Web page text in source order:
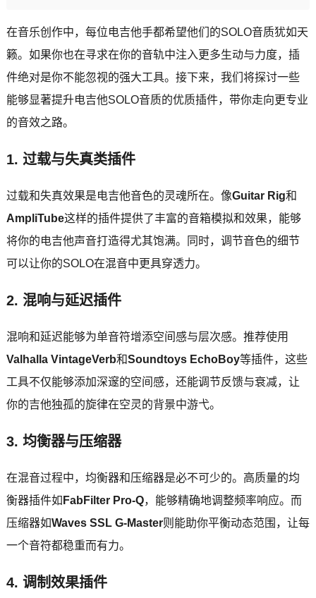
在音乐创作中，每位电吉他手都希望他们的SOLO音质犹如天
籁。如果你也在寻求在你的音轨中注入更多生动与力度，插
件绝对是你不能忽视的强大工具。接下来，我们将探讨一些
能够显著提升电吉他SOLO音质的优质插件，带你走向更专业
的音效之路。
1. 过载与失真类插件
过载和失真效果是电吉他音色的灵魂所在。像Guitar Rig和
AmpliTube这样的插件提供了丰富的音箱模拟和效果，能够
将你的电吉他声音打造得尤其饱满。同时，调节音色的细节
可以让你的SOLO在混音中更具穿透力。
2. 混响与延迟插件
混响和延迟能够为单音符增添空间感与层次感。推荐使用
Valhalla VintageVerb和Soundtoys EchoBoy等插件，这些
工具不仅能够添加深邃的空间感，还能调节反馈与衰减，让
你的吉他独孤的旋律在空灵的背景中游弋。
3. 均衡器与压缩器
在混音过程中，均衡器和压缩器是必不可少的。高质量的均
衡器插件如 FabFilter Pro-Q，能够精确地调整频率响应。而
压缩器如Waves SSL G-Master则能助你平衡动态范围，让每
一个音符都稳重而有力。
4. 调制效果插件